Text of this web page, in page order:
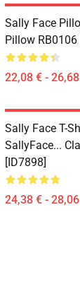
Sally Face
Pillow RB0106
22,08 € -
Sally Face T-
SallyFace...
[ID7898]
24,38 € -